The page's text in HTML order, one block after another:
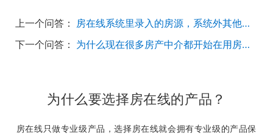
上一个问答：
房在线系统里录入的房源，系统外其他人能看到吗
下一个问答：
为什么现在很多房产中介都开始在用房在线系统在办公？这个有什么优势
为什么要选择房在线的产品？
房在线只做专业级产品，选择房在线就会拥有专业级的产品保